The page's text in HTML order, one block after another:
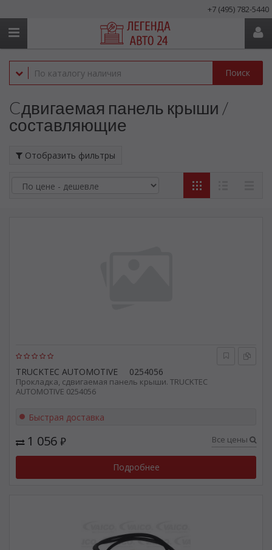
+7 (495) 782-5440
Поиск
Cдвигаемая панель крыши /
составляющие
Отобразить фильтры
TRUCKTEC AUTOMOTIVE 0254056
Прокладка, сдвигаемая панель крыши. TRUCKTEC
AUTOMOTIVE 0254056
Быстрая доставка
1 056 ₽ Все цены
Подробнее